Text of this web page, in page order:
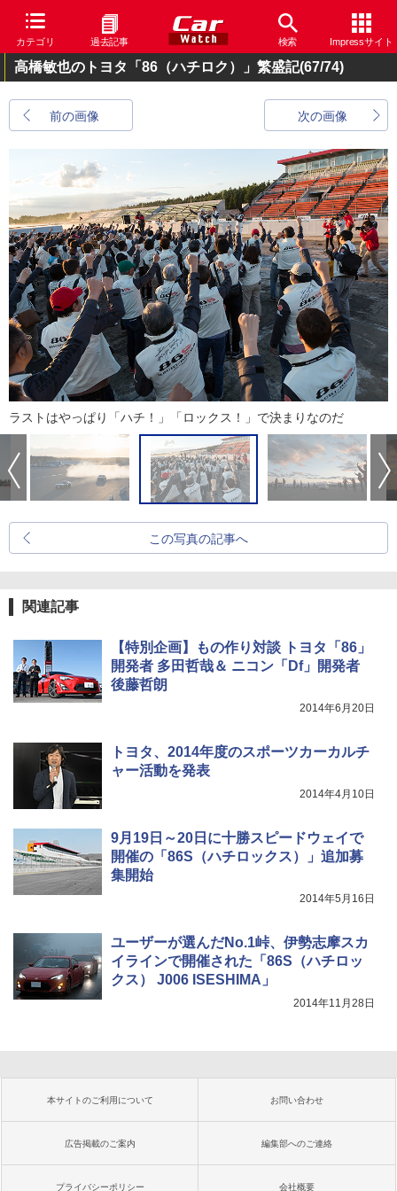
カテゴリ 過去記事 検索 Impressサイト
高橋敏也のトヨタ「86（ハチロク）」繁盛記(67/74)
前の画像 次の画像
ラストはやっぱり「ハチ！」「ロックス！」で決まりなのだ
この写真の記事へ
関連記事
【特別企画】もの作り対談 トヨタ「86」
開発者 多田哲哉＆ ニコン「Df」開発者
後藤哲朗
2014年6月20日
トヨタ、2014年度のスポーツカーカルチ
ャー活動を発表
2014年4月10日
9月19日～20日に十勝スピードウェイで
開催の「86S（ハチロックス）」追加募
集開始
2014年5月16日
ユーザーが選んだNo.1峠、伊勢志摩スカ
イラインで開催された「86S（ハチロッ
クス） J006 ISESHIMA」
2014年11月28日
本サイトのご利用について お問い合わせ
広告掲載のご案内 編集部へのご連絡
プライバシーポリシー 会社概要